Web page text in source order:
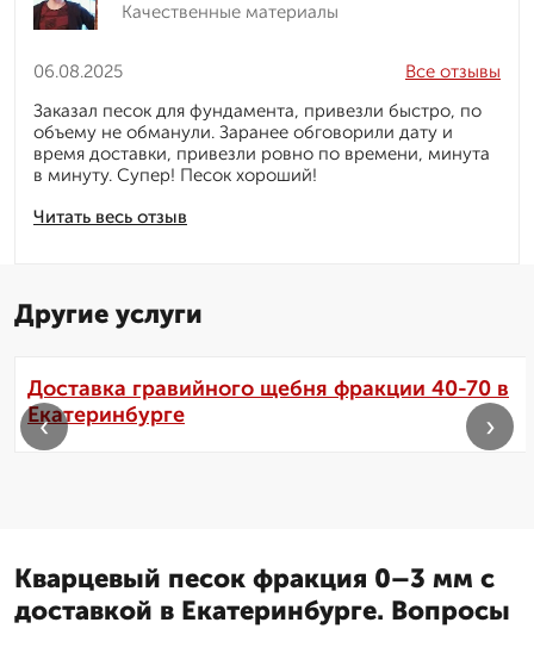
Качественные материалы
06.08.2025
Читать весь отзыв
Все отзывы
Заказал песок для фундамента, привезли быстро, по
объему не обманули. Заранее обговорили дату и
время доставки, привезли ровно по времени, минута
в минуту. Супер! Песок хороший!
Другие услуги
Доставка гравийного щебня фракции 40-70 в
Екатеринбурге
‹ ›
Кварцевый песок фракция 0–3 мм с
доставкой в Екатеринбурге. Вопросы